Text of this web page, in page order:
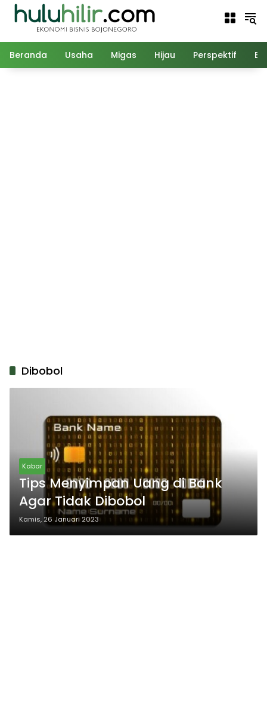
Langsung
Beranda Usaha Migas Hijau Perspektif
Dibobol
Kabar
Tips Menyimpan Uang di Bank
Agar Tidak Dibobol
Kamis, 26 Januari 2023